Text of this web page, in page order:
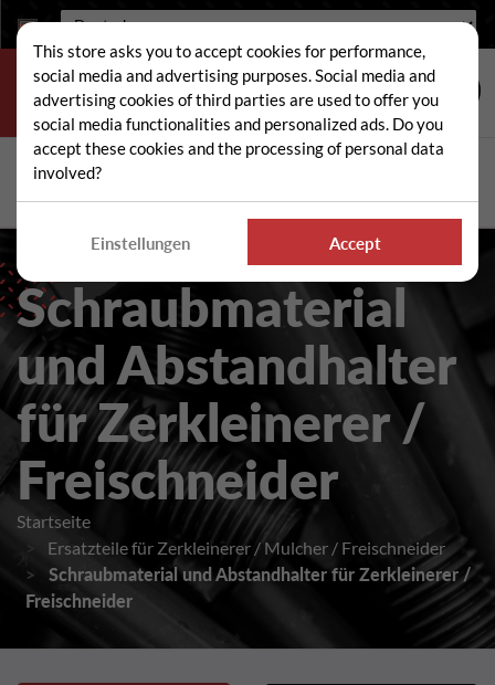
Sprache:
Suche
Schraubmaterial
und Abstandhalter
für Zerkleinerer /
Freischneider
Startseite
Ersatzteile für Zerkleinerer / Mulcher / Freischneider
Schraubmaterial und Abstandhalter für Zerkleinerer /
Freischneider
This store asks you to accept cookies for performance,
social media and advertising purposes. Social media and
advertising cookies of third parties are used to offer you
social media functionalities and personalized ads. Do you
accept these cookies and the processing of personal data
involved?
Einstellungen Accept